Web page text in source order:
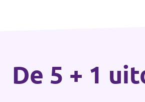
De 5 + 1